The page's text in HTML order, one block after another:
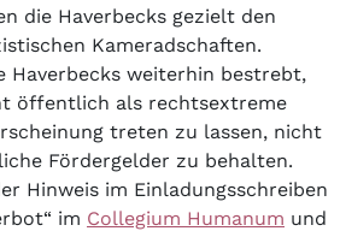
die Haverbecks gezielt den
Kameradschaften.
Haverbecks weiterhin bestrebt,
öffentlich als rechtsextreme
treten zu lassen, nicht
Fördergelder zu behalten.
Hinweis im Einladungsschreiben
im Collegium Humanum und